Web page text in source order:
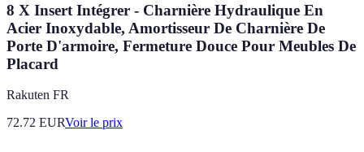
8 X Insert Intégrer - Charnière Hydraulique En
Acier Inoxydable, Amortisseur De Charnière De
Porte D'armoire, Fermeture Douce Pour Meubles De
Placard
Rakuten FR
72.72 EURVoir le prix